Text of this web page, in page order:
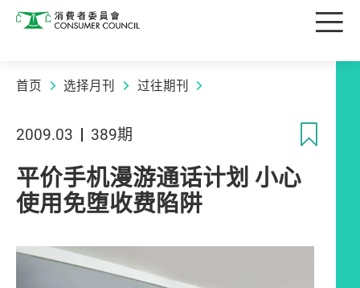
消费者委员会 目
首页 选择月刊 过往期刊
2009.03 389期
平价手机漫游通话计划 小心
使用免堕收费陷阱